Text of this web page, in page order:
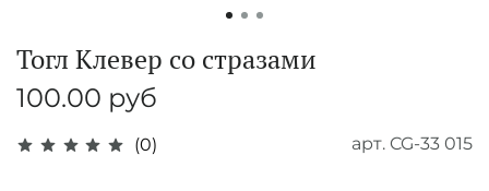
(0) арт. CG-33 015
Тогл Клевер со стразами
100.00 руб